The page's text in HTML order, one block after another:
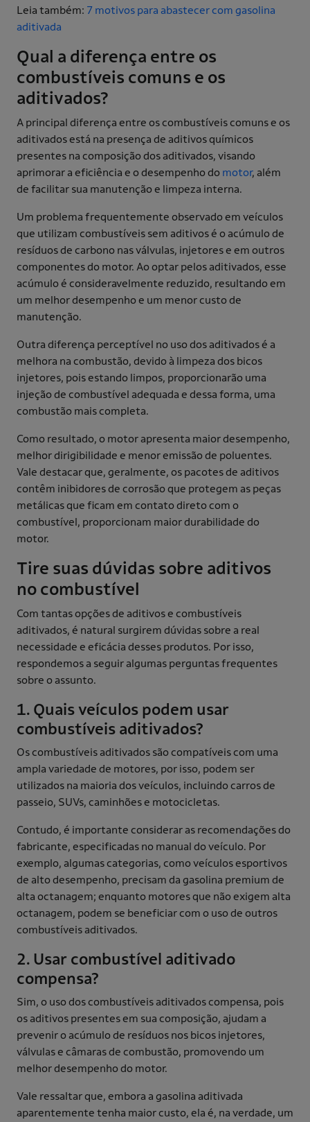
Leia também: 7 motivos para abastecer com gasolina
aditivada
Qual a diferença entre os
combustíveis comuns e os
aditivados?
A principal diferença entre os combustíveis comuns e os
aditivados está na presença de aditivos químicos
presentes na composição dos aditivados, visando
aprimorar a eficiência e o desempenho do motor, além
de facilitar sua manutenção e limpeza interna.
Um problema frequentemente observado em veículos
que utilizam combustíveis sem aditivos é o acúmulo de
resíduos de carbono nas válvulas, injetores e em outros
componentes do motor. Ao optar pelos aditivados, esse
acúmulo é consideravelmente reduzido, resultando em
um melhor desempenho e um menor custo de
manutenção.
Outra diferença perceptível no uso dos aditivados é a
melhora na combustão, devido à limpeza dos bicos
injetores, pois estando limpos, proporcionarão uma
injeção de combustível adequada e dessa forma, uma
combustão mais completa.
Como resultado, o motor apresenta maior desempenho,
melhor dirigibilidade e menor emissão de poluentes.
Vale destacar que, geralmente, os pacotes de aditivos
contêm inibidores de corrosão que protegem as peças
metálicas que ficam em contato direto com o
combustível, proporcionam maior durabilidade do
motor.
Tire suas dúvidas sobre aditivos
no combustível
Com tantas opções de aditivos e combustíveis
aditivados, é natural surgirem dúvidas sobre a real
necessidade e eficácia desses produtos. Por isso,
respondemos a seguir algumas perguntas frequentes
sobre o assunto.
1. Quais veículos podem usar
combustíveis aditivados?
Os combustíveis aditivados são compatíveis com uma
ampla variedade de motores, por isso, podem ser
utilizados na maioria dos veículos, incluindo carros de
passeio, SUVs, caminhões e motocicletas.
Contudo, é importante considerar as recomendações do
fabricante, especificadas no manual do veículo. Por
exemplo, algumas categorias, como veículos esportivos
de alto desempenho, precisam da gasolina premium de
alta octanagem; enquanto motores que não exigem alta
octanagem, podem se beneficiar com o uso de outros
combustíveis aditivados.
2. Usar combustível aditivado
compensa?
Sim, o uso dos combustíveis aditivados compensa, pois
os aditivos presentes em sua composição, ajudam a
prevenir o acúmulo de resíduos nos bicos injetores,
válvulas e câmaras de combustão, promovendo um
melhor desempenho do motor.
Vale ressaltar que, embora a gasolina aditivada
aparentemente tenha maior custo, ela é, na verdade, um